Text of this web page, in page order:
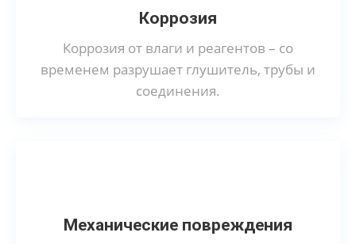
Коррозия
Коррозия от влаги и реагентов – со
временем разрушает глушитель, трубы и
соединения.
Механические повреждения